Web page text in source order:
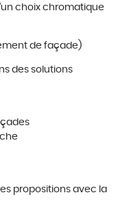
choix chromatique
de façade)
des solutions
propositions avec la